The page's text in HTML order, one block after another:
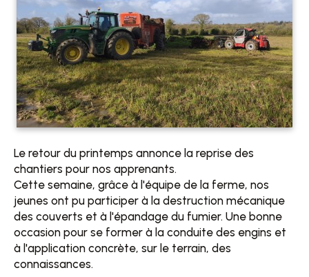
Le retour du printemps annonce la reprise des
chantiers pour nos apprenants.
Cette semaine, grâce à l'équipe de la ferme, nos
jeunes ont pu participer à la destruction mécanique
des couverts et à l'épandage du fumier. Une bonne
occasion pour se former à la conduite des engins et
à l'application concrète, sur le terrain, des
connaissances.